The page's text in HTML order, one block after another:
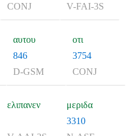
CONJ
V-FAI-3S
αυτου
846
D-GSM
οτι
3754
CONJ
ελιπανεν
μεριδα
3310